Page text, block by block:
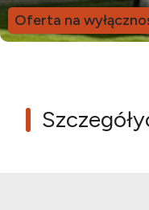
Oferta na
Szczegóły